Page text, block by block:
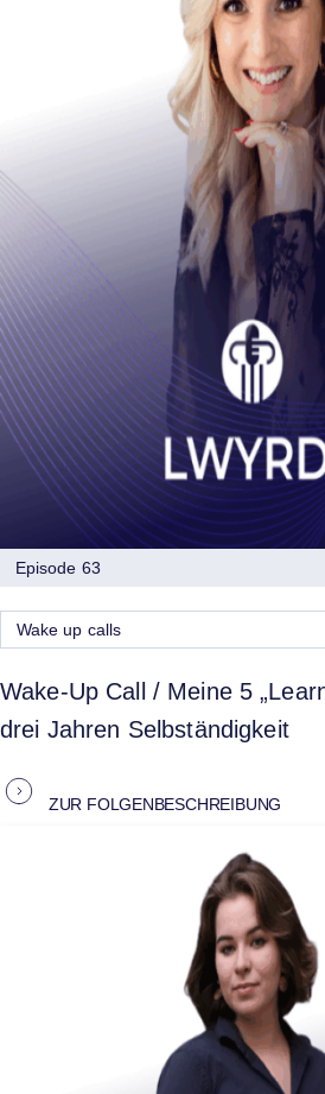
Episode 63
Wake up calls
Wake-Up Call / Meine 5
drei Jahren Selbständigkeit
ZUR FOLGENBESCHREIBUNG